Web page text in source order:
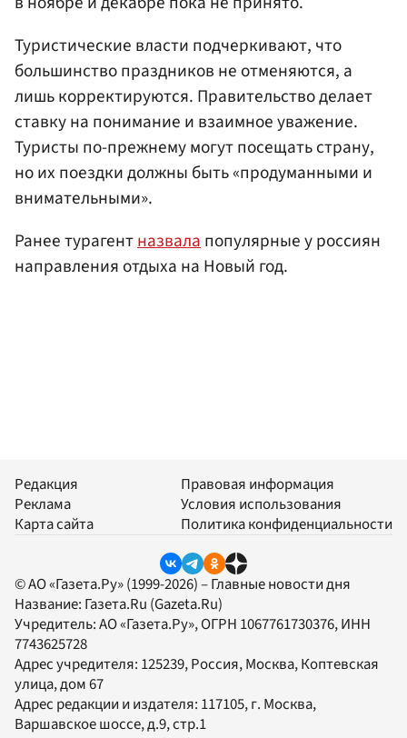
Туристические власти подчеркивают, что
большинство праздников не отменяются, а
лишь корректируются. Правительство делает
ставку на понимание и взаимное уважение.
Туристы по-прежнему могут посещать страну,
но их поездки должны быть «продуманными и
внимательными».
Ранее турагентназвалапопулярные у россиян
направления отдыха на Новый год.
Редакция
Реклама
Карта сайта
Правовая информация
Условия использования
Политика конфиденциальности
© АО «Газета.Ру» (1999-2026) – Главные новости дня
Название: Газета.Ru (Gazeta.Ru)
Учредитель:АО «Газета.Ру», ОГРН 1067761730376, ИНН
7743625728
Адрес учредителя: 125239, Россия, Москва, Коптевская
улица, дом 67
Адрес редакции и издателя: 117105, г. Москва,
Варшавское шоссе, д.9, стр.1